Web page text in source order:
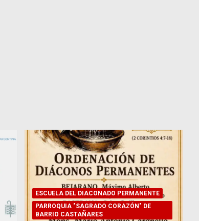
ESCUELA DEL DIACONADO PERMANENTE
PARROQUIA "SAGRADO CORAZÓN" DE
BARRIO CASTAÑARES